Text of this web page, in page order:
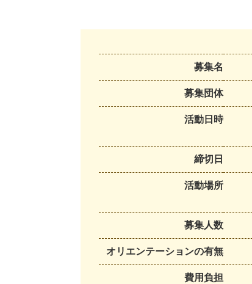
募集名
募集団体
活動日時
締切日
活動場所
募集人数
オリエンテーションの有無
費用負担